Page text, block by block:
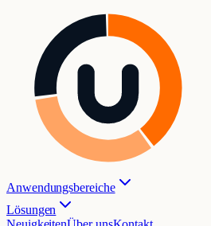
Anwendungsbereiche
Lösungen